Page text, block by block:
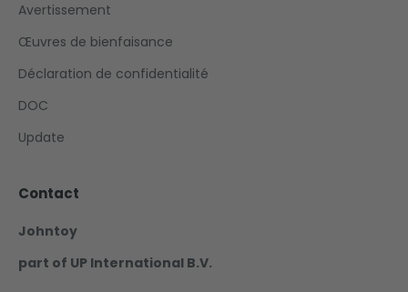
Avertissement
Œuvres de bienfaisance
Déclaration de confidentialité
DOC
Update
Contact
Johntoy
part of UP International B.V.